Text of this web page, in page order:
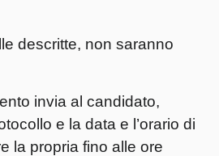
descritte, non saranno
invia al candidato,
e la data e l’orario di
la propria fino alle ore